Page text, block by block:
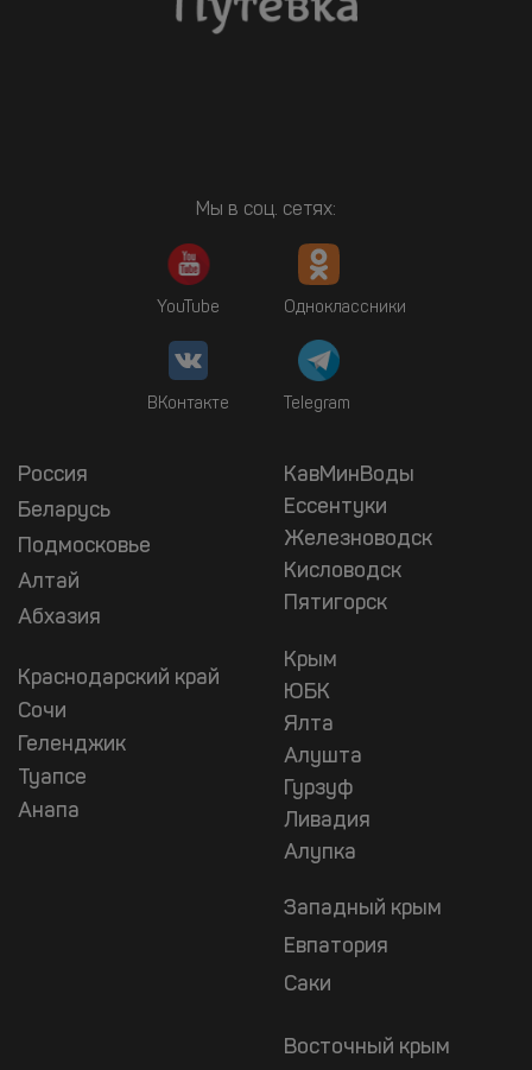
Мы в соц. сетях:
YouTube Одноклассники
ВКонтакте Telegram
Россия
Беларусь
Подмосковье
Алтай
Абхазия
Краснодарский край
Сочи
Геленджик
Туапсе
Анапа
КавМинВоды
Ессентуки
Железноводск
Кисловодск
Пятигорск
Крым
ЮБК
Ялта
Алушта
Гурзуф
Ливадия
Алупка
Западный крым
Евпатория
Саки
Восточный крым